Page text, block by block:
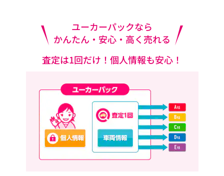
ユーカーパックなら
かんたん・安心・高く売れる
査定は1回だけ！個人情報も安心！